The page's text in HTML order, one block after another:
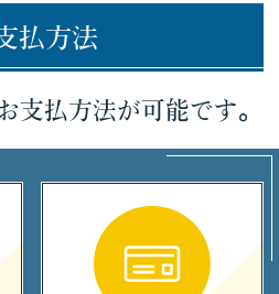
払方法
支払方法が可能です。